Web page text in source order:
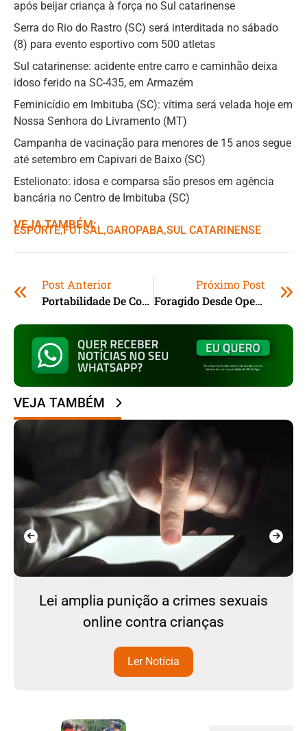
após beijar criança à força no Sul catarinense
Serra do Rio do Rastro (SC) será interditada no sábado
(8) para evento esportivo com 500 atletas
Sul catarinense: acidente entre carro e caminhão deixa
idoso ferido na SC-435, em Armazém
Feminicídio em Imbituba (SC): vítima será velada hoje em
Nossa Senhora do Livramento (MT)
Campanha de vacinação para menores de 15 anos segue
até setembro em Capivari de Baixo (SC)
Estelionato: idosa e comparsa são presos em agência
bancária no Centro de Imbituba (SC)
VEJA TAMBÉM:
ESPORTE,ㅤFUTSAL,ㅤGAROPABA,ㅤSUL CATARINENSE
Post Anterior
Portabilidade De Consignado Para CLT Entre Bancos Começa A Valer; Saiba Como Fazer
Próximo Post
Foragido Desde Operação No RS, Advogado Investigado Por Fraudes Judiciais É Preso Em MS
VEJA TAMBÉM
Lei amplia punição a crimes sexuais
online contra crianças
Ler Notícia